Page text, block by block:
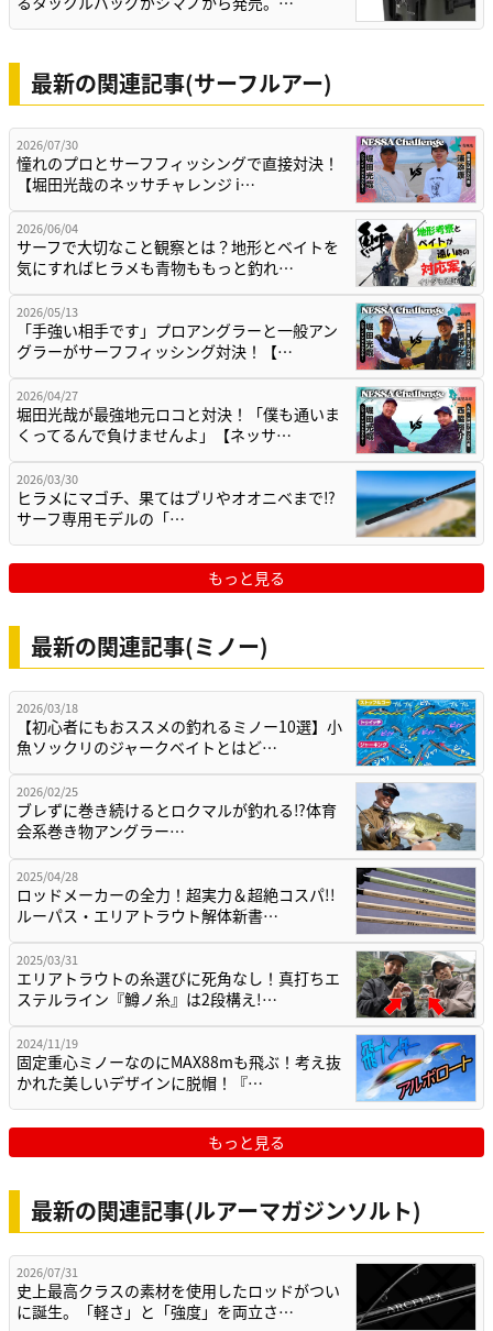
最新の関連記事(サーフルアー)
2026/07/30
憧れのプロとサーフフィッシングで直接対決！
【堀田光哉のネッサチャレンジ i…
2026/06/04
サーフで大切なこと観察とは？地形とベイトを
気にすればヒラメも青物ももっと釣れ…
2026/05/13
「手強い相手です」プロアングラーと一般アン
グラーがサーフフィッシング対決！【…
2026/04/27
堀田光哉が最強地元ロコと対決！「僕も通いま
くってるんで負けませんよ」【ネッサ…
2026/03/30
ヒラメにマゴチ、果てはブリやオオニベまで⁉
サーフ専用モデルの「…
もっと見る
最新の関連記事(ミノー)
2026/03/18
【初心者にもおススメの釣れるミノー10選】小
魚ソックリのジャークベイトとはど…
2026/02/25
ブレずに巻き続けるとロクマルが釣れる⁉体育
会系巻き物アングラー…
2025/04/28
ロッドメーカーの全力！超実力＆超絶コスパ!!
ルーパス・エリアトラウト解体新書…
2025/03/31
エリアトラウトの糸選びに死角なし！真打ちエ
ステルライン『鱒ノ糸』は2段構え!…
2024/11/19
固定重心ミノーなのにMAX88mも飛ぶ！考え抜
かれた美しいデザインに脱帽！『…
もっと見る
最新の関連記事(ルアーマガジンソルト)
2026/07/31
史上最高クラスの素材を使用したロッドがつい
に誕生。「軽さ」と「強度」を両立さ…